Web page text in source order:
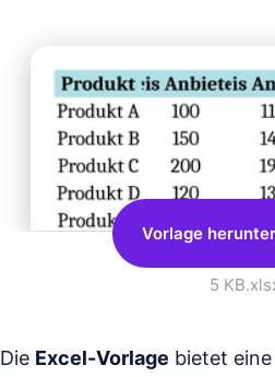
Vorlage
5 KB
Die Excel-Vorlage bietet